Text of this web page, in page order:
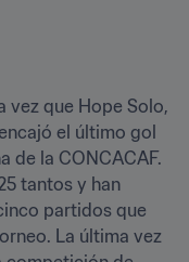
vez que Hope Solo,
el último gol
de la CONCACAF.
tantos y han
partidos que
La última vez